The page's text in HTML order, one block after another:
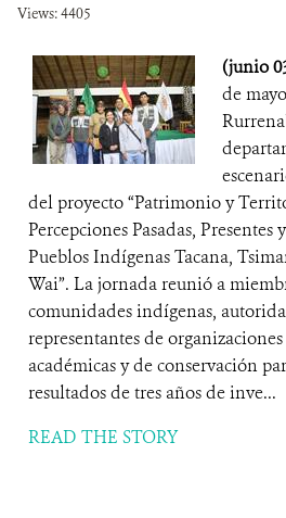
Views: 4405
(junio
de
del proyecto “Patrimonio y
Percepciones Pasadas, Presentes
Pueblos Indígenas Tacana,
Wai”. La jornada reunió a
comunidades indígenas,
representantes de
académicas y de conservación
resultados de tres años de inve...
READ THE STORY